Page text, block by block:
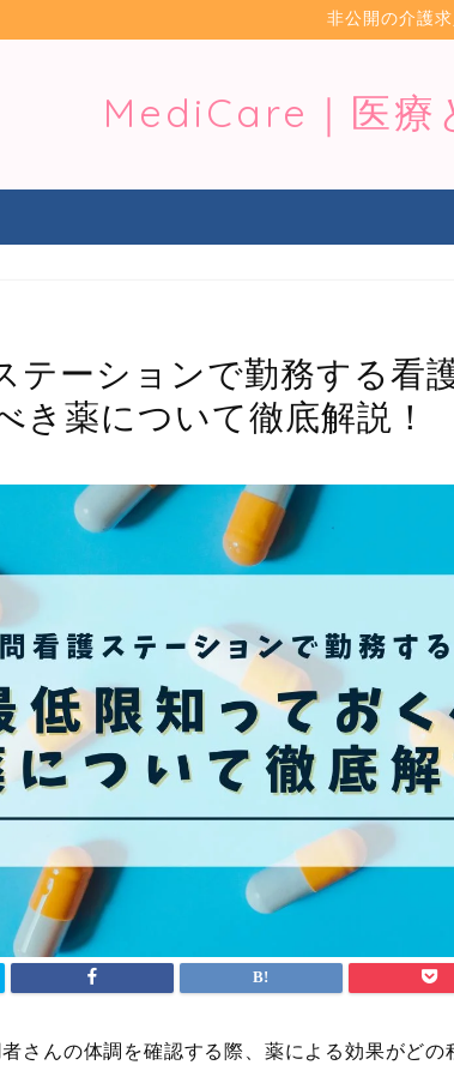
非公開の介護
MediCare｜医療
テーションで勤務する看
き薬について徹底解説！
さんの体調を確認する際、薬による効果がどの